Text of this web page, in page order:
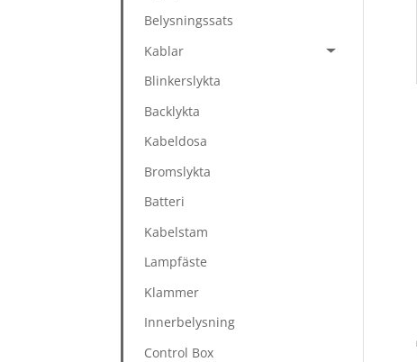
Belysningssats
Kablar
Blinkerslykta
Backlykta
Kabeldosa
Bromslykta
Batteri
Kabelstam
Lampfäste
Klammer
Innerbelysning
Control Box